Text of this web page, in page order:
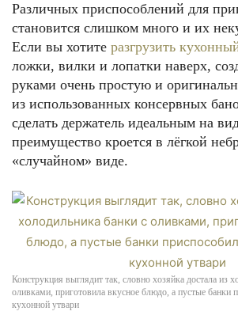
Различных приспособлений для
становится слишком много и их
Если вы хотите разгрузить
ложки, вилки и лопатки наверх,
руками очень простую и
из использованных консервных
сделать держатель идеальным на
преимущество кроется в лёгкой
«случайном» виде.
Конструкция выглядит так, словно хозяйка достала из
оливками, приготовила вкусное блюдо, а пустые банки
кухонной утвари